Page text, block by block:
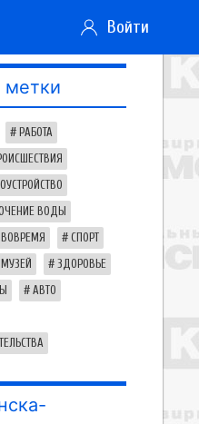
Войти
метки
РАБОТА
ВОДЫ
СПОРТ
МУЗЕЙ ЗДОРОВЬЕ
АВТО